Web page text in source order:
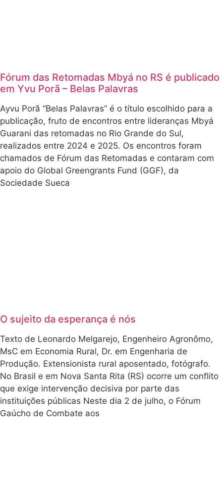
Fórum das Retomadas Mbyá no RS é publicado
em Yvu Porã – Belas Palavras
Ayvu Porã “Belas Palavras” é o título escolhido para a
publicação, fruto de encontros entre lideranças Mbyá
Guarani das retomadas no Rio Grande do Sul,
realizados entre 2024 e 2025. Os encontros foram
chamados de Fórum das Retomadas e contaram com
apoio do Global Greengrants Fund (GGF), da
Sociedade Sueca
O sujeito da esperança é nós
Texto de Leonardo Melgarejo, Engenheiro Agronômo,
MsC em Economia Rural, Dr. em Engenharia de
Produção. Extensionista rural aposentado, fotógrafo.
No Brasil e em Nova Santa Rita (RS) ocorre um conflito
que exige intervenção decisiva por parte das
instituições públicas Neste dia 2 de julho, o Fórum
Gaúcho de Combate aos